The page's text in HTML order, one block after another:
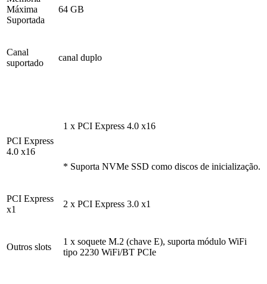
Máxima
Suportada
64 GB
Canal
suportado
canal duplo
PCI Express
4.0 x16
1 x PCI Express 4.0 x16
* Suporta NVMe SSD como discos de inicialização.
PCI Express
x1
2 x PCI Express 3.0 x1
Outros slots
1 x soquete M.2 (chave E), suporta módulo WiFi
tipo 2230 WiFi/BT PCIe